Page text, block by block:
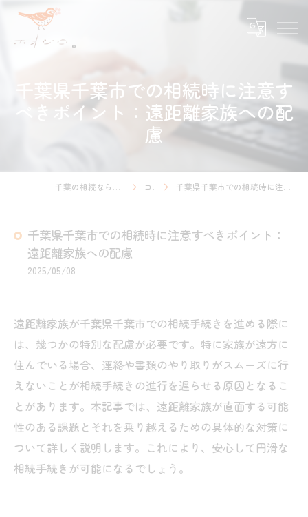
千葉県千葉市での相続時に注意す
べきポイント：遠距離家族への配
慮
千葉の相続ならホオジロ行政書士事務所 コラム 千葉県千葉市での相続時に注意すべきポイント：遠距離家族への配慮
千葉県千葉市での相続時に注意すべきポイント：
遠距離家族への配慮
2025/05/08
遠距離家族が千葉県千葉市での相続手続きを進める際に
は、幾つかの特別な配慮が必要です。特に家族が遠方に
住んでいる場合、連絡や書類のやり取りがスムーズに行
えないことが相続手続きの進行を遅らせる原因となるこ
とがあります。本記事では、遠距離家族が直面する可能
性のある課題とそれを乗り越えるための具体的な対策に
ついて詳しく説明します。これにより、安心して円滑な
相続手続きが可能になるでしょう。